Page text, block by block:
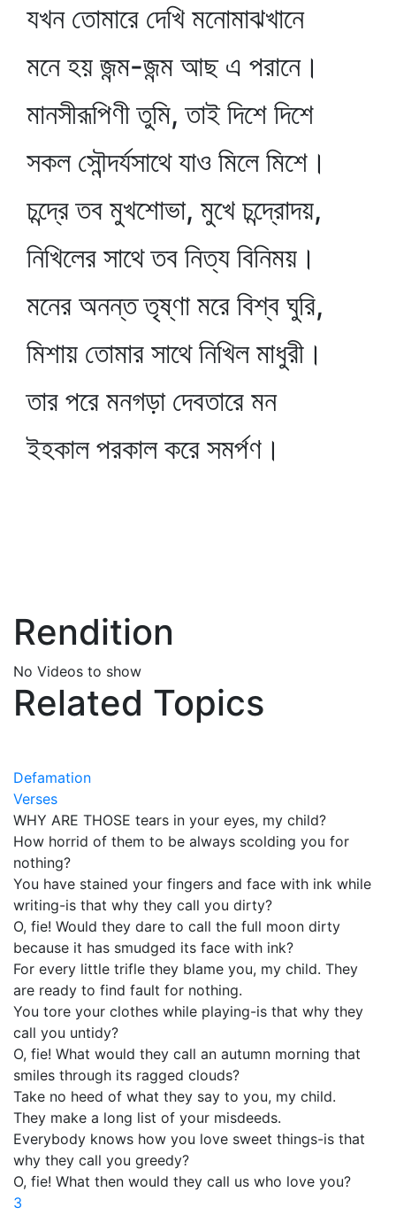
যখন তোমারে দেখি মনোমাঝখানে
মনে হয় জন্ম-জন্ম আছ এ পরানে।
মানসীরূপিণী তুমি, তাই দিশে দিশে
সকল সৌন্দর্যসাথে যাও মিলে মিশে।
চন্দ্রে তব মুখশোভা, মুখে চন্দ্রোদয়,
নিখিলের সাথে তব নিত্য বিনিময়।
মনের অনন্ত তৃষ্ণা মরে বিশ্ব ঘুরি,
মিশায় তোমার সাথে নিখিল মাধুরী।
তার পরে মনগড়া দেবতারে মন
ইহকাল পরকাল করে সমর্পণ।
Rendition
No Videos to show
Related Topics
Defamation
Verses
WHY ARE THOSE tears in your eyes, my child?
How horrid of them to be always scolding you for
nothing?
You have stained your fingers and face with ink while
writing-is that why they call you dirty?
O, fie! Would they dare to call the full moon dirty
because it has smudged its face with ink?
For every little trifle they blame you, my child. They
are ready to find fault for nothing.
You tore your clothes while playing-is that why they
call you untidy?
O, fie! What would they call an autumn morning that
smiles through its ragged clouds?
Take no heed of what they say to you, my child.
They make a long list of your misdeeds.
Everybody knows how you love sweet things-is that
why they call you greedy?
O, fie! What then would they call us who love you?
3